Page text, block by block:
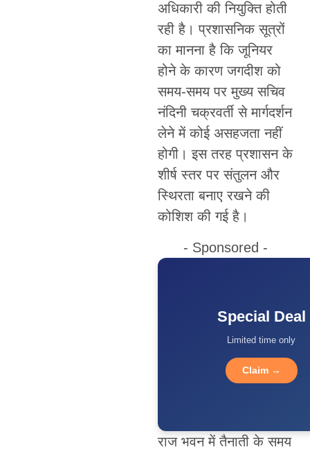
अधिकारी की नियुक्ति होती
रही है। प्रशासनिक सूत्रों
का मानना है कि जूनियर
होने के कारण जगदीश को
समय-समय पर मुख्य सचिव
नंदिनी चक्रवर्ती से मार्गदर्शन
लेने में कोई असहजता नहीं
होगी। इस तरह प्रशासन के
शीर्ष स्तर पर संतुलन और
स्थिरता बनाए रखने की
कोशिश की गई है।
- Sponsored -
Special Deal
Limited time only
Claim →
राज भवन में तैनाती के समय